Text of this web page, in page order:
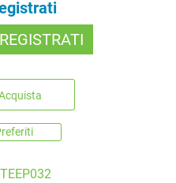
REGISTRATI